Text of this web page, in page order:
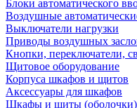
Блоки автоматического
Воздушные
Выключатели нагрузки
Приводы воздушных
Кнопки, переключатели,
Щитовое оборудование
Корпуса шкафов и щитов
Аксессуары для шкафов
Шкафы и щиты (оболочки)